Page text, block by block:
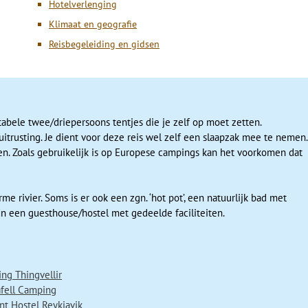
we door aan het Mývatn-meer. Je kunt hier bijzondere wandelingen
rond het meer. Hier kom je nog meer warmwaterbronnen,
dit meer en een groot deel van het gebied eromheen beschermd
maken. Dit gebied is beroemd door de scheur in de aardkorst met
nemen de Sprengisandur dat is de
Wat je ziet zijn regelrecht
genoemd. De eindbestemming voor vandaag is
een van de mooiste wandelgebieden van IJsland. De verschillende
voor een prachtig plaatje. We zetten onze tenten op een
de kampeerplaats.
het maximumaantal personen is 26.
is 10.
Hotelverlenging
Klimaat en geografie
Reisbegeleiding en gidsen
twee/driepersoons tentjes die je zelf op moet zetten.
Je dient voor deze reis wel zelf een slaapzak mee te nemen.
Zoals gebruikelijk is op Europese campings kan het voorkomen dat
rivier. Soms is er ook een zgn. ‘hot pot’, een natuurlijk bad met
een guesthouse/hostel met gedeelde faciliteiten.
Thingvellir
Camping
Hostel Reykjavik